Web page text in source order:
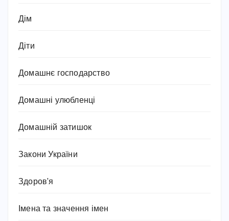
Дім
Діти
Домашнє господарство
Домашні улюбленці
Домашній затишок
Закони України
Здоров'я
Імена та значення імен